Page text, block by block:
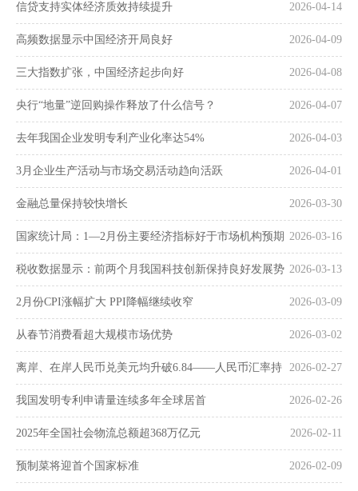
在线留言
2026-04-14
信贷支持实体经济质效持续提升
2026-04-09
高频数据显示中国经济开局良好
2026-04-08
三大指数扩张，中国经济起步向好
2026-04-07
央行“地量”逆回购操作释放了什么信号？
2026-04-03
去年我国企业发明专利产业化率达54%
2026-04-01
3月企业生产活动与市场交易活动趋向活跃
2026-03-30
金融总量保持较快增长
2026-03-16
国家统计局：1—2月份主要经济指标好于市场机构预期
2026-03-13
税收数据显示：前两个月我国科技创新保持良好发展势
头 2026-03-09
2月份CPI涨幅扩大 PPI降幅继续收窄
2026-03-02
从春节消费看超大规模市场优势
2026-02-27
离岸、在岸人民币兑美元均升破6.84——人民币汇率持
续走强 2026-02-26
我国发明专利申请量连续多年全球居首
2026-02-11
2025年全国社会物流总额超368万亿元
2026-02-09
预制菜将迎首个国家标准